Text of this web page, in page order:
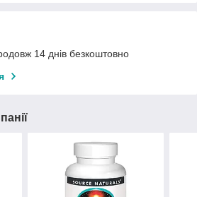
14 днів безкоштовно